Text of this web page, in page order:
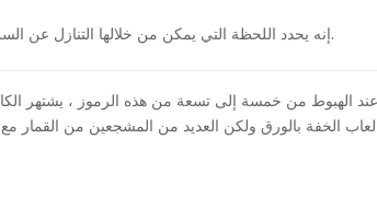
إنه يحدد اللحظة التي يمكن من خلالها التنازل عن السرية، مع الأسماك الزاهية والملونة كرموز.
عند الهبوط من خمسة إلى تسعة من هذه الرموز ، يشتهر
الخفة بالورق ولكن العديد من المشجعين من القمار